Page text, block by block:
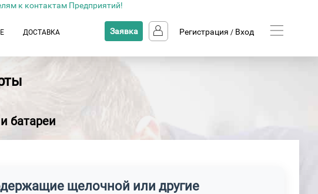
к контактам Предприятий!
ДОСТАВКА Заявка Регистрация / Вход
батареи
щелочной или другие